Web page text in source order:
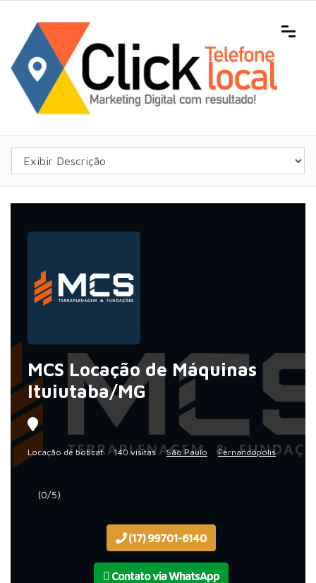
MCS Locação de Máquinas
Ituiutaba/MG
Locação de bobcat 140 visitas São Paulo Fernandópolis
(0/5)
(17) 99701-6140
Contato via WhatsApp